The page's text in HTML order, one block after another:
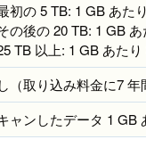
初の 5 TB: 1 GB あた
の後の 20 TB: 1 GB
TB 以上: 1 GB あた
（取り込み料金に7 年
ャンしたデータ 1 GB